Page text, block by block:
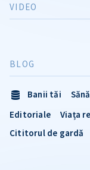
VIDEO
BLOG
Banii tăi
Editoriale
Viața
Cititorul de gardă